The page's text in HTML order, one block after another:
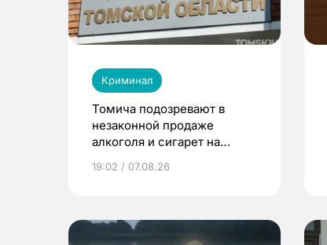
Криминал
Томича подозревают в
незаконной продаже
алкоголя и сигарет на
рублей
19:02 / 07.08.26